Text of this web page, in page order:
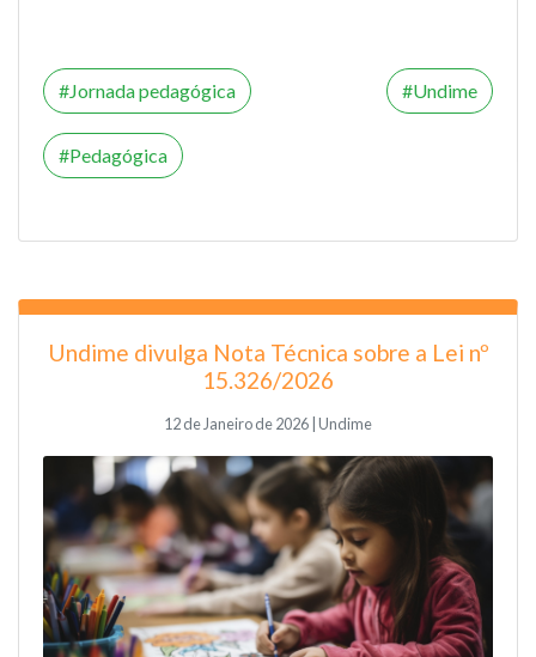
Jornada pedagógica Undime
Pedagógica
Undime divulga Nota Técnica sobre a Lei nº
15.326/2026
12 de Janeiro de 2026 | Undime